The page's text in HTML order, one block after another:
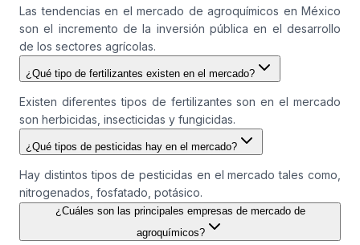
Las tendencias en el mercado de agroquímicos en México
son el incremento de la inversión pública en el desarrollo
de los sectores agrícolas.
¿Qué tipo de fertilizantes existen en el mercado?
Existen diferentes tipos de fertilizantes son en el mercado
son herbicidas, insecticidas y fungicidas.
¿Qué tipos de pesticidas hay en el mercado?
Hay distintos tipos de pesticidas en el mercado tales como,
nitrogenados, fosfatado, potásico.
¿Cuáles son las principales empresas de mercado de
agroquímicos?